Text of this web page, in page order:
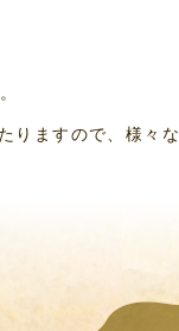
りますので、様々